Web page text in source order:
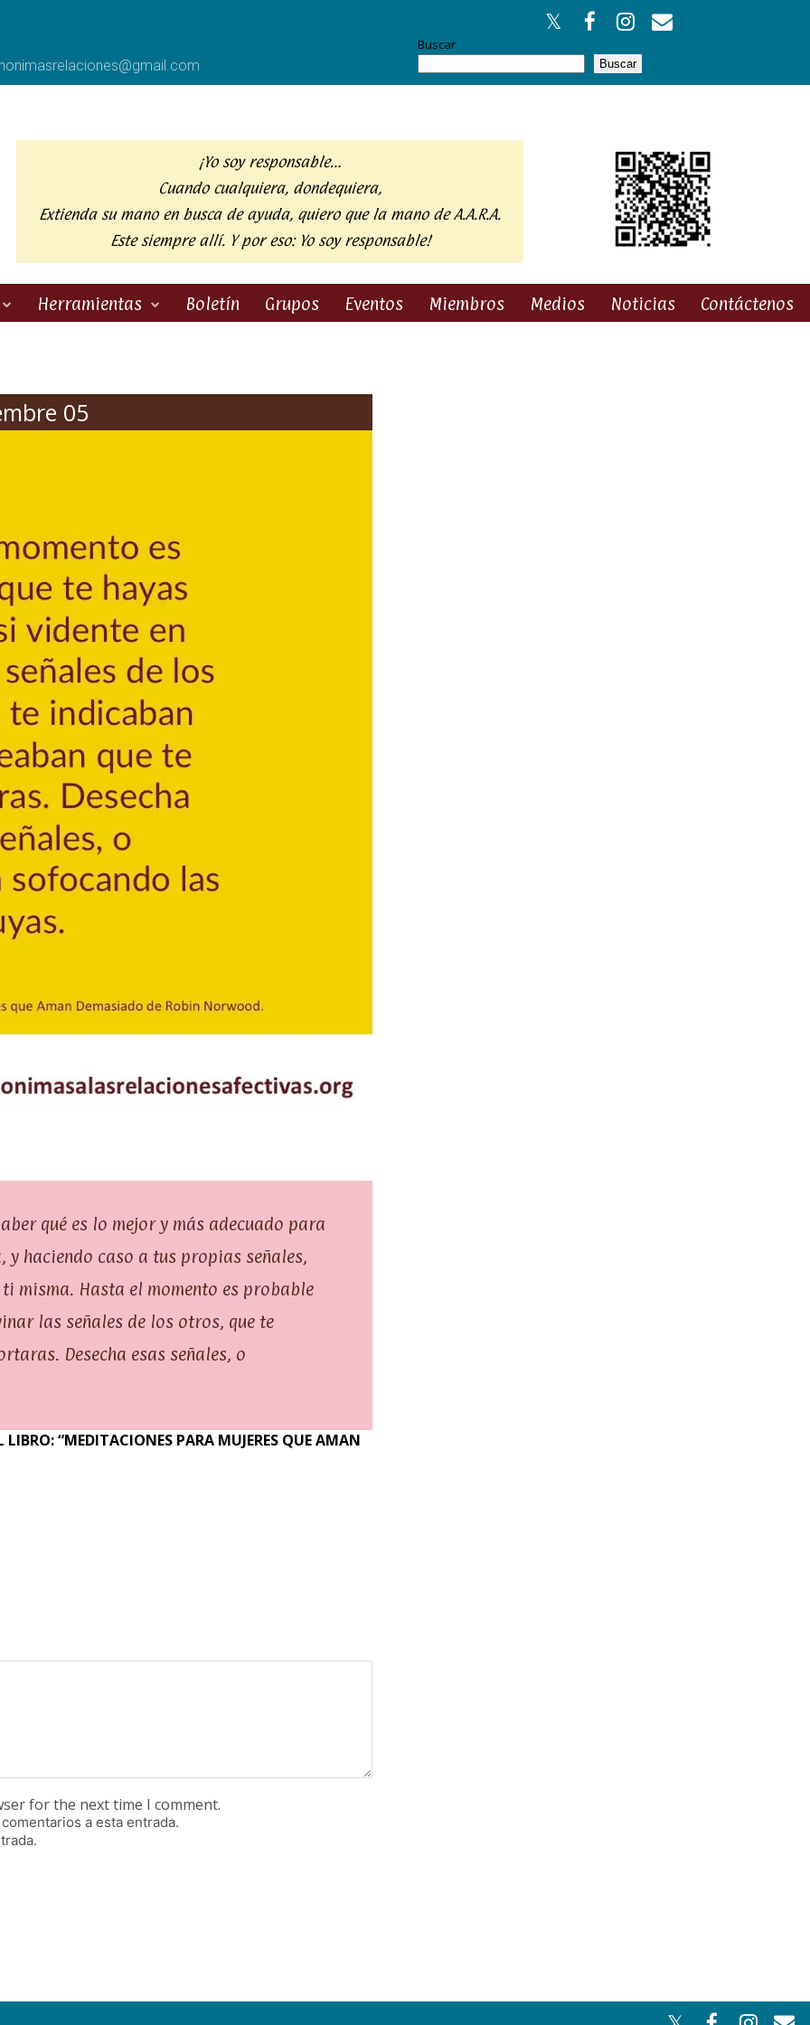
Buscar
Buscar
¡Yo soy responsable…
Cuando cualquiera, dondequiera,
Extienda su mano en busca de ayuda, quiero que la mano de A.A.R.A.
Este siempre allí. Y por eso: Yo soy responsable!
Herramientas Boletín Grupos Eventos Miembros Medios Noticias Contáctenos
05
qué es lo mejor y más adecuado para
y haciendo caso a tus propias señales,
misma. Hasta el momento es probable
las señales de los otros, que te
Desecha esas señales, o
“MEDITACIONES PARA MUJERES QUE AMAN
for the next time I comment.
a esta entrada.